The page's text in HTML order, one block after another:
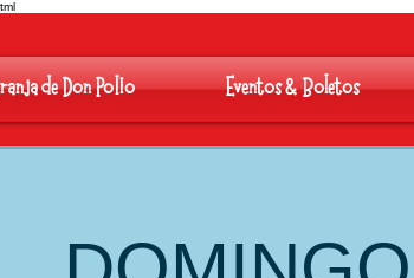
de Don Pollo Eventos & Boletos